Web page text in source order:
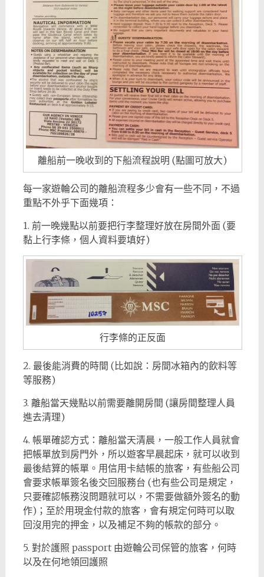
離船前一晚收到的下船流程說明 (點圖可放大)
每一家遊輪公司的離船流程多少會有一些不同，不過
重點不外乎下面幾項：
1. 前一晚幾點以前要把行李整理好放在房間外面 (要
黏上行李條，個人資料要填好)
行李條的正反面
2. 最後能消費的時間 (比如說：房間冰箱內的飲料等
等服務)
3. 離船當天幾點以前需要離開房間 (讓房間整理人員
進去清理)
4. 帳單確認方式：離船當天清晨，一般工作人員就會
把帳單放到房門外，所以遊客早晨起床，就可以收到
最後結算的帳單。用信用卡結帳的旅客，有些船公司
會要求帳單簽名後交回服務台 (也有些公司是規定，
只要確認帳務沒問題就可以，不需要做額外簽名的動
作)；至於用現金付款的旅客，會有規定何時可以取
回沒用完的押金，以及補足不夠的帳款的部分。
5. 對於護照 passport 由遊輪公司保管的旅客，何時
以及在何地領回護照